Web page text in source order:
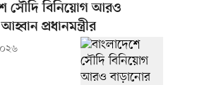
সৌদি বিনিয়োগ আরও
প্রধানমন্ত্রীর